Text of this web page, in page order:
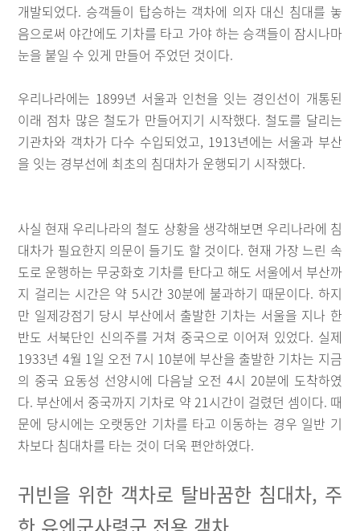
개발되었다. 승객들이 탑승하는 객차에 의자 대신 침대를 놓
음으로써 야간에도 기차를 타고 가야 하는 승객들이 잠시나마
눈을 붙일 수 있게 만들어 주었던 것이다.
우리나라에는 1899년 서울과 인천을 잇는 경인선이 개통된
이래 점차 많은 철도가 만들어지기 시작했다. 철도를 달리는
기관차와 객차가 다수 수입되었고, 1913년에는 서울과 부산
을 잇는 경부선에 최초의 침대차가 운행되기 시작했다.
사실 현재 우리나라의 철도 상황을 생각해보면 우리나라에 침
대차가 필요한지 의문이 들기도 할 것이다. 현재 가장 느린 속
도로 운행하는 무궁화호 기차를 탄다고 해도 서울에서 부산까
지 걸리는 시간은 약 5시간 30분에 불과하기 때문이다. 하지
만 일제강점기 당시 부산에서 출발한 기차는 서울을 지나 한
반도 서북단인 신의주를 거쳐 중국으로 이어져 있었다. 실제
1933년 4월 1일 오전 7시 10분에 부산을 출발한 기차는 지금
의 중국 요동성 선양시에 다음날 오전 4시 20분에 도착하였
다. 부산에서 중국까지 기차로 약 21시간이 걸렸던 셈이다. 때
문에 당시에는 오랫동안 기차를 타고 이동하는 경우 일반 기
차보다 침대차를 타는 것이 더욱 편안하였다.
귀빈을 위한 객차로 탈바꿈한 침대차, 주